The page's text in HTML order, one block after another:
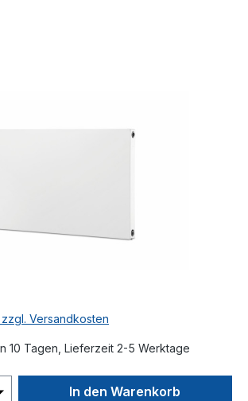
Versandkosten
10 Tagen, Lieferzeit 2-5 Werktage
In den Warenkorb